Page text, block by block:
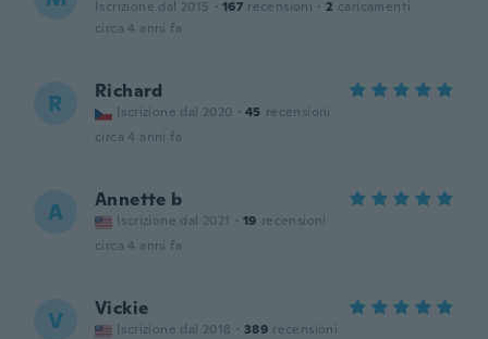
Iscrizione dal 2015 · 167 recensioni · 2 caricamenti
circa 4 anni fa
R Richard
Iscrizione dal 2020 · 45 recensioni
circa 4 anni fa
A Annette b
Iscrizione dal 2021 · 19 recensioni
circa 4 anni fa
V Vickie
Iscrizione dal 2018 · 389 recensioni